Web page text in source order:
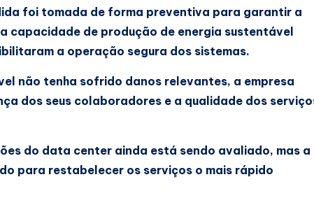
foi tomada de forma preventiva para garantir a
capacidade de produção de energia sustentável
a operação segura dos sistemas.
não tenha sofrido danos relevantes, a empresa
dos seus colaboradores e a qualidade dos
do data center ainda está sendo avaliado, mas a
para restabelecer os serviços o mais rápido